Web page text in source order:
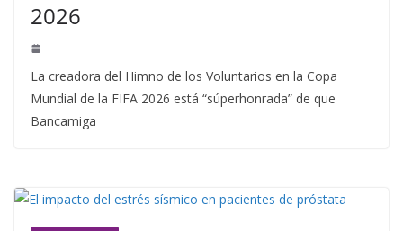
2026
La creadora del Himno de los Voluntarios en la Copa
Mundial de la FIFA 2026 está “súperhonrada” de que
Bancamiga